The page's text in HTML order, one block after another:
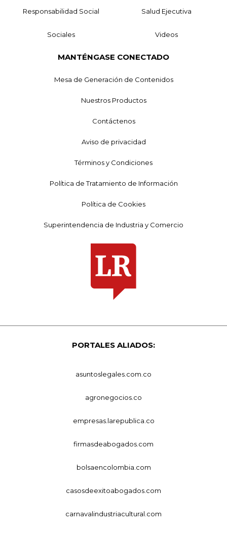
Responsabilidad Social Salud Ejecutiva
Sociales Videos
MANTÉNGASE CONECTADO
Mesa de Generación de Contenidos
Nuestros Productos
Contáctenos
Aviso de privacidad
Términos y Condiciones
Política de Tratamiento de Información
Política de Cookies
Superintendencia de Industria y Comercio
PORTALES ALIADOS:
asuntoslegales.com.co
agronegocios.co
empresas.larepublica.co
firmasdeabogados.com
bolsaencolombia.com
casosdeexitoabogados.com
carnavalindustriacultural.com